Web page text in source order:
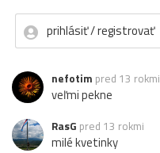
prihlásiť / registrovať
nefotim pred 13 rokmi
veľmi pekne
RasG pred 13 rokmi
milé kvetinky